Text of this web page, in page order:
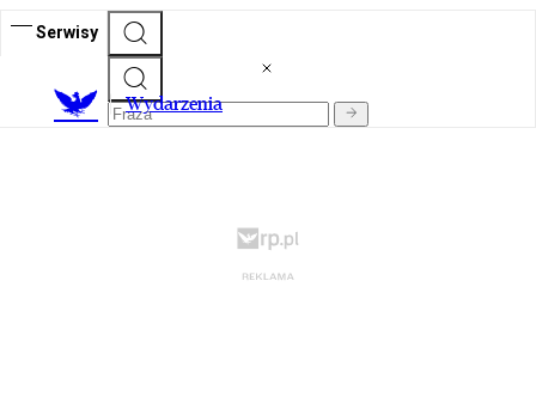
Serwisy
Wydarzenia